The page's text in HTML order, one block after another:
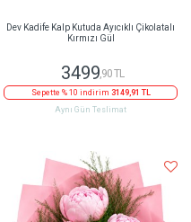
Dev Kadife Kalp Kutuda Ayıcıklı Çikolatalı
Kırmızı Gül
3499 ,90 TL
Sepette % 10 indirim 3149,91 TL
Aynı Gün Teslimat